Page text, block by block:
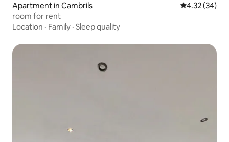
Apartment in Cambrils 4.32 out of 5
4.32 (34)
room for rent
Location · Family · Sleep quality